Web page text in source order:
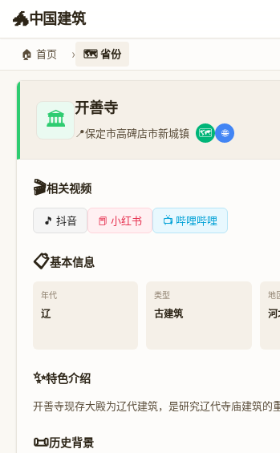
🐲中国建筑
🏠 首页 🗺️ 省份
🏛️ 开善寺
📍保定市高碑店市新城镇 🗺️ 🌐
🎬相关视频
🎵 抖音 📕 小红书 📺 哔哩哔哩
📋基本信息
年代
辽
类型
古建筑
地
河
✨特色介绍
开善寺现存大殿为辽代建筑，是研究辽代寺庙建筑的
📜历史背景